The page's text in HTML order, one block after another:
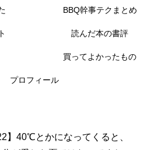
BBQ幹事テクまとめ
読んだ本の書評
買ってよかったもの
プロフィール
】40℃とかになってくると、